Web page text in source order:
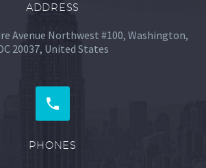
ADDRESS
Avenue Northwest #100, Washington,
20037, United States


PHONES